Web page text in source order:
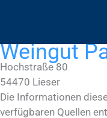
Weingut
Hochstraße 80
54470 Lieser
Die Informationen
verfügbaren Quellen